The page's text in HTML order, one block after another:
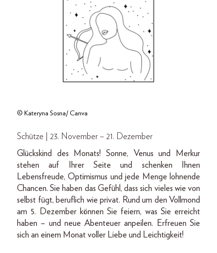
© Kateryna Sosna/ Canva
Schütze | 23. November – 21. Dezember
Glückskind des Monats! Sonne, Venus und Merkur
stehen auf Ihrer Seite und schenken Ihnen
Lebensfreude, Optimismus und jede Menge lohnende
Chancen. Sie haben das Gefühl, dass sich vieles wie von
selbst fügt, beruflich wie privat. Rund um den Vollmond
am 5. Dezember können Sie feiern, was Sie erreicht
haben – und neue Abenteuer anpeilen. Erfreuen Sie
sich an einem Monat voller Liebe und Leichtigkeit!